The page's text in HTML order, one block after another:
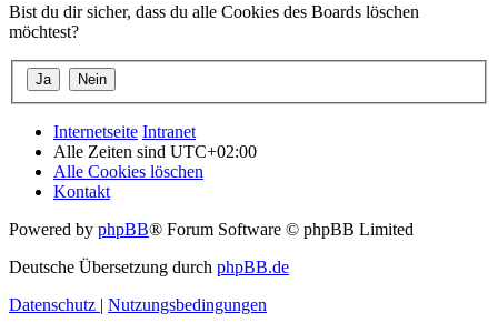
Bist du dir sicher, dass du alle Cookies des Boards löschen
möchtest?
Internetseite Intranet
Alle Zeiten sind UTC+02:00
Alle Cookies löschen
Kontakt
Powered by phpBB® Forum Software © phpBB Limited
Deutsche Übersetzung durch phpBB.de
Datenschutz | Nutzungsbedingungen